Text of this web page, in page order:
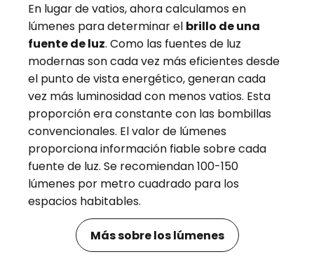
En lugar de vatios, ahora calculamos en
lúmenes para determinar el brillo de una
fuente de luz. Como las fuentes de luz
modernas son cada vez más eficientes desde
el punto de vista energético, generan cada
vez más luminosidad con menos vatios. Esta
proporción era constante con las bombillas
convencionales. El valor de lúmenes
proporciona información fiable sobre cada
fuente de luz. Se recomiendan 100-150
lúmenes por metro cuadrado para los
espacios habitables.
Más sobre los lúmenes